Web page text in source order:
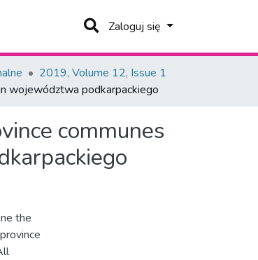
Zaloguj się
2019, Volume 12, Issue 1
województwa podkarpackiego
communes
the